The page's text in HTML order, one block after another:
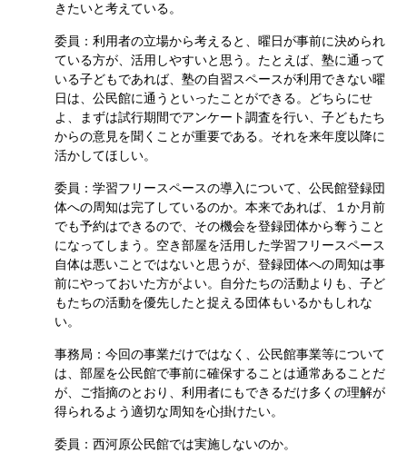
きたいと考えている。
委員：利用者の立場から考えると、曜日が事前に決められ
ている方が、活用しやすいと思う。たとえば、塾に通って
いる子どもであれば、塾の自習スペースが利用できない曜
日は、公民館に通うといったことができる。どちらにせ
よ、まずは試行期間でアンケート調査を行い、子どもたち
からの意見を聞くことが重要である。それを来年度以降に
活かしてほしい。
委員：学習フリースペースの導入について、公民館登録団
体への周知は完了しているのか。本来であれば、１か月前
でも予約はできるので、その機会を登録団体から奪うこと
になってしまう。空き部屋を活用した学習フリースペース
自体は悪いことではないと思うが、登録団体への周知は事
前にやっておいた方がよい。自分たちの活動よりも、子ど
もたちの活動を優先したと捉える団体もいるかもしれな
い。
事務局：今回の事業だけではなく、公民館事業等について
は、部屋を公民館で事前に確保することは通常あることだ
が、ご指摘のとおり、利用者にもできるだけ多くの理解が
得られるよう適切な周知を心掛けたい。
委員：西河原公民館では実施しないのか。